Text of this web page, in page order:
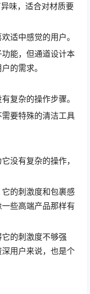
味，适合对材质要
适中感觉的用户。
能，但通道设计本
的需求。
复杂的操作步骤。
要特殊的清洁工具
没有复杂的操作，
的刺激度和包裹感
些高端产品那样有
的刺激度不够强
用户来说，也是个